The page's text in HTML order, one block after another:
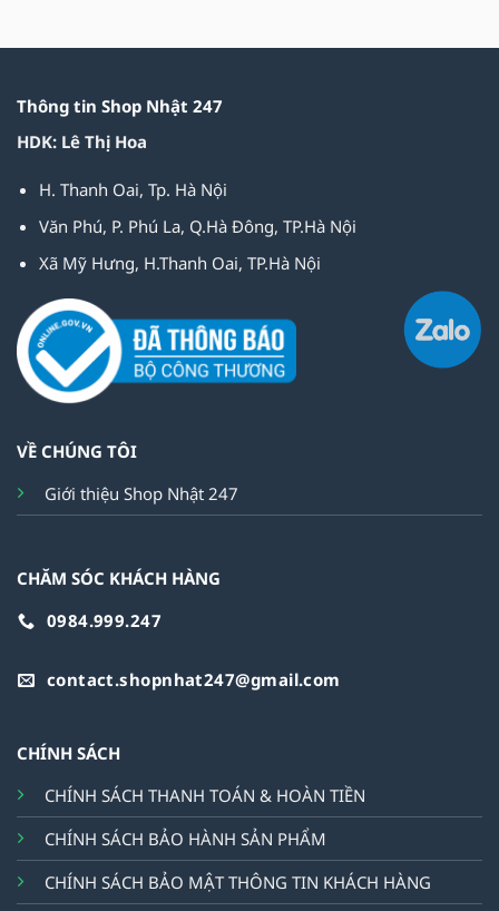
Thông tin Shop Nhật 247
HDK: Lê Thị Hoa
H. Thanh Oai, Tp. Hà Nội
Văn Phú, P. Phú La, Q.Hà Đông, TP.Hà Nội
Xã Mỹ Hưng, H.Thanh Oai, TP.Hà Nội
VỀ CHÚNG TÔI
Giới thiệu Shop Nhật 247
CHĂM SÓC KHÁCH HÀNG
0984.999.247
contact.shopnhat247@gmail.com
CHÍNH SÁCH
CHÍNH SÁCH THANH TOÁN & HOÀN TIỀN
CHÍNH SÁCH BẢO HÀNH SẢN PHẨM
CHÍNH SÁCH BẢO MẬT THÔNG TIN KHÁCH HÀNG